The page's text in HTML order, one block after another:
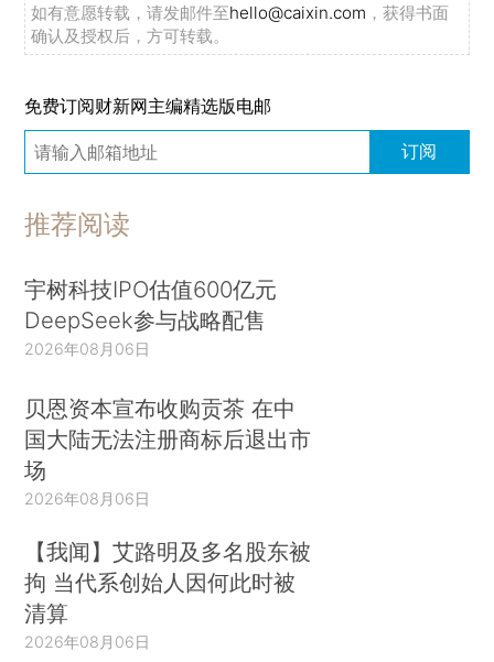
如有意愿转载，请发邮件至hello@caixin.com ，获得书面
确认及授权后，方可转载。
免费订阅财新网主编精选版电邮
订阅
推荐阅读
宇树科技IPO估值600亿元
DeepSeek参与战略配售
2026年08月06日
贝恩资本宣布收购贡茶 在中
国大陆无法注册商标后退出市
场
2026年08月06日
【我闻】艾路明及多名股东被
拘 当代系创始人因何此时被
清算
2026年08月06日